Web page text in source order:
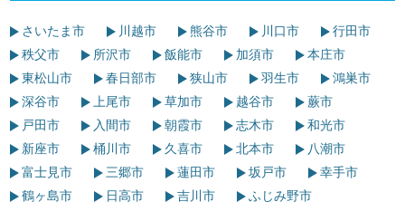
さいたま市 川越市 熊谷市 川口市
行田市
秩父市
所沢市 飯能市 加須市
本庄市
東松山市
春日部市 狭山市 羽生市
鴻巣市
深谷市
上尾市 草加市 越谷市
蕨市
戸田市
入間市 朝霞市 志木市
和光市
新座市
桶川市 久喜市 北本市
八潮市
富士見市
三郷市 蓮田市 坂戸市
幸手市
鶴ヶ島市
日高市 吉川市
ふじみ野市